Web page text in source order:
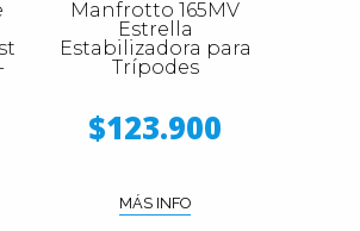
Manfrotto 165MV
Estrella
Estabilizadora para
Trípodes
$123.900
MÁS INFO